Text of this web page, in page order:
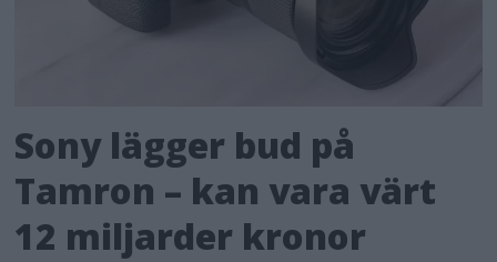
Sony lägger bud på
Tamron – kan vara värt
12 miljarder kronor